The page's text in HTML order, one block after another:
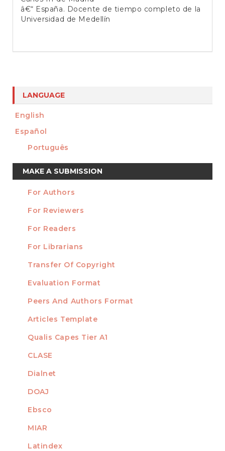
â€“ España. Docente de tiempo completo de la
Universidad de Medellín
LANGUAGE
English
Español
Português
Make
a
Submission
MAKE A SUBMISSION
INFORMATION
For Authors
For Reviewers
For Readers
For Librarians
TEMPLATES
Transfer Of Copyright
Evaluation Format
Peers And Authors Format
Articles Template
INDEXED
Qualis Capes Tier A1
CLASE
Dialnet
DOAJ
Ebsco
MIAR
Latindex